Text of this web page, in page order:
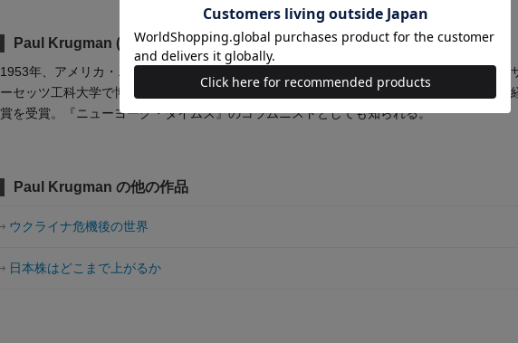
Paul Krugman ( ポール・クルーグマン ) プロフィール
1953年、アメリカ・ニューヨーク州生まれ。経済学者。イェール大学で経済学を学び、マ
ーセッツ工科大学で博士号を取得。現在、ニューヨーク市立大学教授。2008年にノーベル
賞を受賞。『ニューヨーク・タイムズ』のコラムニストとしても知られる。
Paul Krugman の他の作品
ウクライナ危機後の世界
日本株はどこまで上がるか